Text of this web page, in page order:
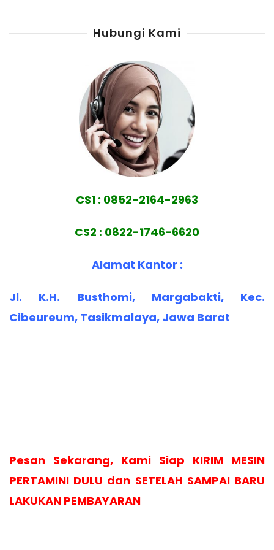
Hubungi Kami
CS1 : 0852-2164-2963
CS2 : 0822-1746-6620
Alamat Kantor :
Jl. K.H. Busthomi, Margabakti, Kec.
Cibeureum, Tasikmalaya, Jawa Barat
Pesan Sekarang, Kami Siap KIRIM MESIN
PERTAMINI DULU dan SETELAH SAMPAI BARU
LAKUKAN PEMBAYARAN